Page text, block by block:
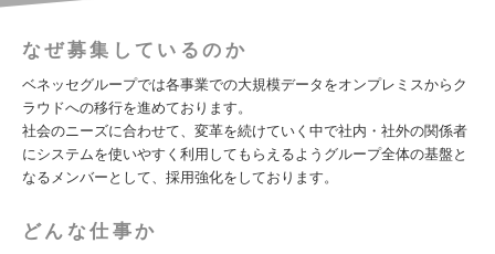
なぜ募集しているのか
ベネッセグループでは各事業での大規模データをオンプレミスからク
ラウドへの移行を進めております。
社会のニーズに合わせて、変革を続けていく中で社内・社外の関係者
にシステムを使いやすく利用してもらえるようグループ全体の基盤と
なるメンバーとして、採用強化をしております。
どんな仕事か